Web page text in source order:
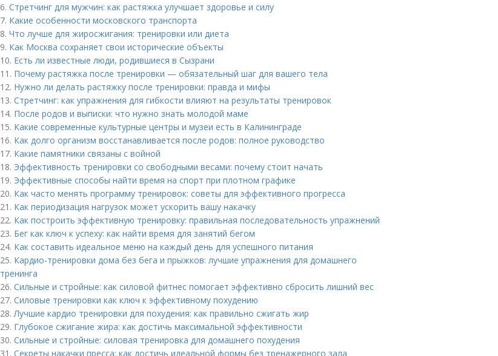
6. Стретчинг для мужчин: как растяжка улучшает здоровье и силу
7. Какие особенности московского транспорта
8. Что лучше для жиросжигания: тренировки или диета
9. Как Москва сохраняет свои исторические объекты
10. Есть ли известные люди, родившиеся в Сызрани
11. Почему растяжка после тренировки — обязательный шаг для вашего тела
12. Нужно ли делать растяжку после тренировки: правда и мифы
13. Стретчинг: как упражнения для гибкости влияют на результаты тренировок
14. После родов и выписки: что нужно знать молодой маме
15. Какие современные культурные центры и музеи есть в Калининграде
16. Как долго организм восстанавливается после родов: полное руководство
17. Какие памятники связаны с войной
18. Эффективность тренировки со свободными весами: почему стоит начать
19. Эффективные способы найти время на спорт при плотном графике
20. Как часто менять программу тренировок: советы для эффективного прогресса
21. Как периодизация нагрузок может ускорить вашу накачку
22. Как построить эффективную тренировку: правильная последовательность упражнений
23. Бег как ключ к успеху: как найти время для занятий бегом
24. Как составить идеальное меню на каждый день для успешного питания
25. Кардио-тренировки дома без бега и прыжков: лучшие упражнения для домашнего
тренинга
26. Сильные и стройные: как силовой фитнес помогает эффективно сбросить лишний вес
27. Силовые тренировки как ключ к эффективному похудению
28.Лучшие кардио тренировки для похудения: как правильно сжигать жир
29. Глубокое сжигание жира: как достичь максимальной эффективности
30. Сильные и стройные: силовая тренировка для домашнего похудения
31. Секреты накачки пресса: как достичь идеальной формы без тренажерного зала